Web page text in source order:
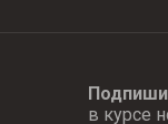
в курсе